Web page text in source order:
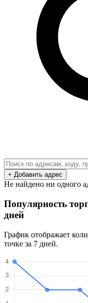
+ Добавить адрес
Не найдено ни одного
Популярность
дней
График отображает
точке за 7 дней.